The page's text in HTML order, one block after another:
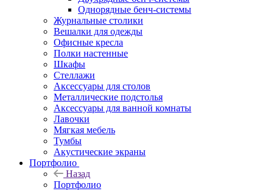
Однорядные бенч-системы
Журнальные столики
Вешалки для одежды
Офисные кресла
Полки настенные
Шкафы
Стеллажи
Аксессуары для столов
Металлические подстолья
Аксессуары для ванной комнаты
Лавочки
Мягкая мебель
Тумбы
Акустические экраны
Портфолио
Назад
Портфолио